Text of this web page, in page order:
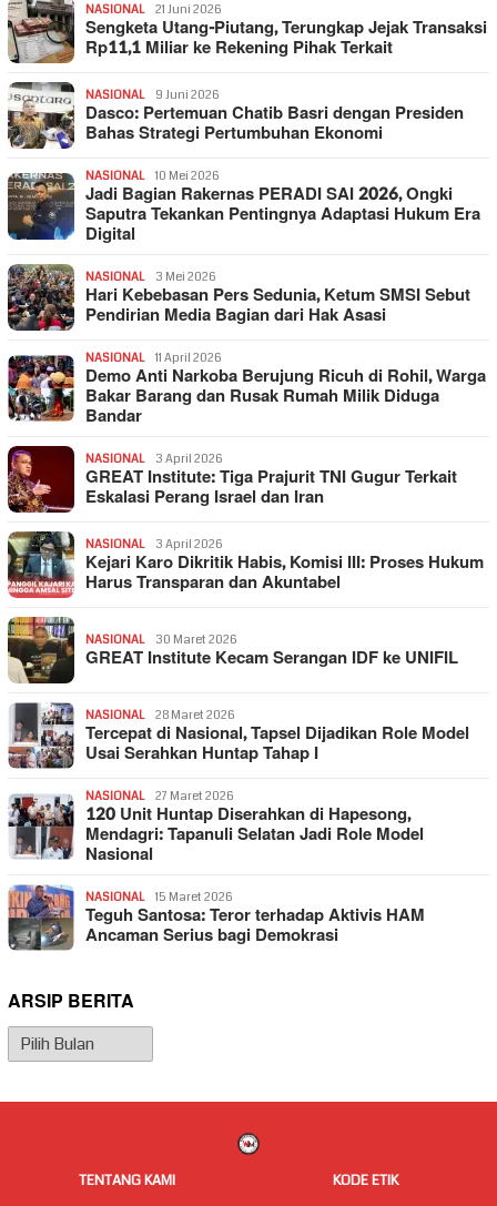
NASIONAL 21 Juni 2026
Sengketa Utang-Piutang, Terungkap Jejak Transaksi
Rp11,1 Miliar ke Rekening Pihak Terkait
NASIONAL 9 Juni 2026
Dasco: Pertemuan Chatib Basri dengan Presiden
Bahas Strategi Pertumbuhan Ekonomi
NASIONAL 10 Mei 2026
Jadi Bagian Rakernas PERADI SAI 2026, Ongki
Saputra Tekankan Pentingnya Adaptasi Hukum Era
Digital
NASIONAL 3 Mei 2026
Hari Kebebasan Pers Sedunia, Ketum SMSI Sebut
Pendirian Media Bagian dari Hak Asasi
NASIONAL 11 April 2026
Demo Anti Narkoba Berujung Ricuh di Rohil, Warga
Bakar Barang dan Rusak Rumah Milik Diduga
Bandar
NASIONAL 3 April 2026
GREAT Institute: Tiga Prajurit TNI Gugur Terkait
Eskalasi Perang Israel dan Iran
NASIONAL 3 April 2026
Kejari Karo Dikritik Habis, Komisi III: Proses Hukum
Harus Transparan dan Akuntabel
NASIONAL 30 Maret 2026
GREAT Institute Kecam Serangan IDF ke UNIFIL
NASIONAL 28 Maret 2026
Tercepat di Nasional, Tapsel Dijadikan Role Model
Usai Serahkan Huntap Tahap I
NASIONAL 27 Maret 2026
120 Unit Huntap Diserahkan di Hapesong,
Mendagri: Tapanuli Selatan Jadi Role Model
Nasional
NASIONAL 15 Maret 2026
Teguh Santosa: Teror terhadap Aktivis HAM
Ancaman Serius bagi Demokrasi
ARSIP BERITA
Arsip
Berita
TENTANG KAMI
KODE ETIK